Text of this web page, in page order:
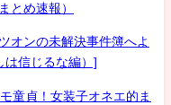
とめ速報）
オンの未解決事件簿へよ
は信じるな編）]
貞！女装子オネエ的ま